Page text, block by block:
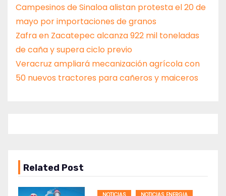
Campesinos de Sinaloa alistan protesta el 20 de
mayo por importaciones de granos
Zafra en Zacatepec alcanza 922 mil toneladas
de caña y supera ciclo previo
Veracruz ampliará mecanización agrícola con
50 nuevos tractores para cañeros y maiceros
Related Post